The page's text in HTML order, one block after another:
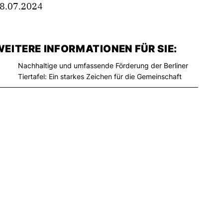
INFORMATIONEN FÜR SIE:
Nachhaltige und umfassende Förderung der Berliner
Tiertafel: Ein starkes Zeichen für die Gemeinschaft